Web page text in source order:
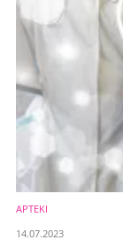
APTEKI
14.07.2023